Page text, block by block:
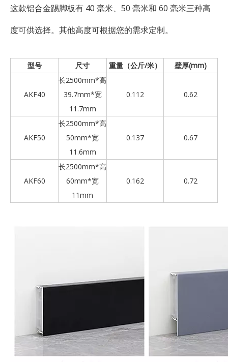
这款铝合金踢脚板有 40 毫米、50 毫米和 60 毫米三种高
度可供选择。其他高度可根据您的需求定制。
型号 尺寸 重量（公斤/米） 壁厚(mm)
AKF40
长2500mm*高
39.7mm*宽
11.7mm
0.112 0.62
AKF50
长2500mm*高
50mm*宽
11.6mm
0.137 0.67
AKF60
长2500mm*高
60mm*宽
11mm
0.162 0.72